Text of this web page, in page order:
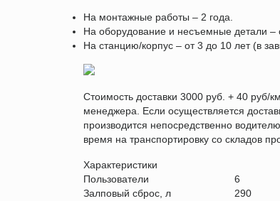
На монтажные работы – 2 года.
На оборудование и несъемные детали –
На станцию/корпус – от 3 до 10 лет (в
Стоимость доставки 3000 руб. + 40 руб/
менеджера. Если осуществляется
производится непосредственно
время на транспортировку со складов
Характеристики
Пользователи
6
Залповый сброс, л
290